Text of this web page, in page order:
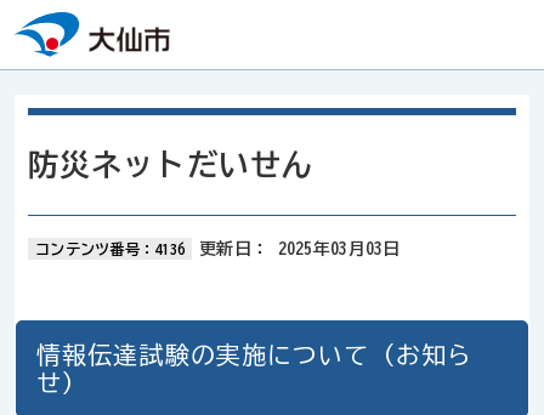
本文へスキップ
防災ネットだいせん
コンテンツ番号：4136 更新日： 2025年03月03日
情報伝達試験の実施について（お知ら
せ）